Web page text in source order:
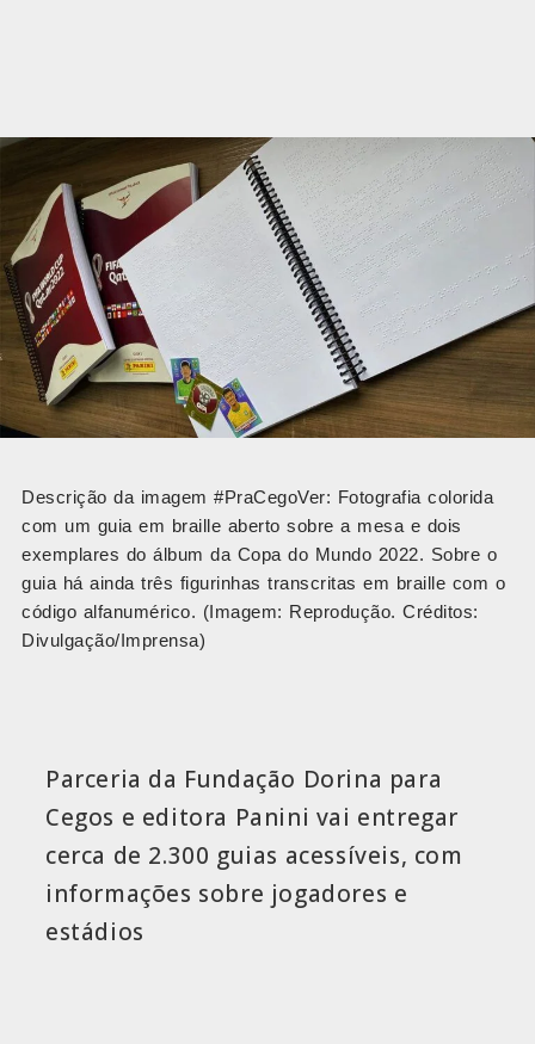
Descrição da imagem #PraCegoVer: Fotografia colorida
com um guia em braille aberto sobre a mesa e dois
exemplares do álbum da Copa do Mundo 2022. Sobre o
guia há ainda três figurinhas transcritas em braille com o
código alfanumérico. (Imagem: Reprodução. Créditos:
Divulgação/Imprensa)
Parceria da Fundação Dorina para
Cegos e editora Panini vai entregar
cerca de 2.300 guias acessíveis, com
informações sobre jogadores e
estádios